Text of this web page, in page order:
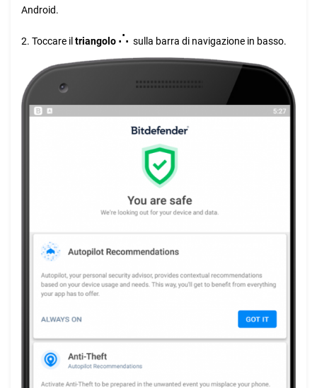
Android.
2. Toccare il triangolo ∴ sulla barra di navigazione in basso.